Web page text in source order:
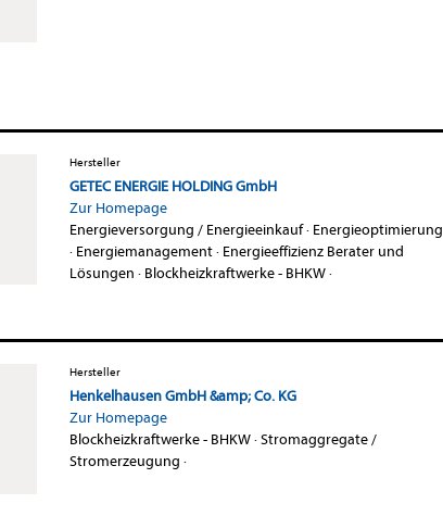
Hersteller
GETEC ENERGIE HOLDING GmbH
Zur Homepage
Energieversorgung / Energieeinkauf· Energieoptimierung
· Energiemanagement· Energieeffizienz Berater und
Lösungen · Blockheizkraftwerke - BHKW·
Hersteller
Henkelhausen GmbH &amp; Co. KG
Zur Homepage
Blockheizkraftwerke - BHKW·Stromaggregate /
Stromerzeugung ·